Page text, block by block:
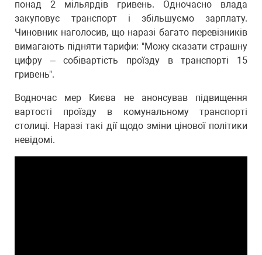
понад 2 мільярдів гривень. Одночасно влада
закуповує транспорт і збільшуємо зарплату.
Чиновник наголосив, що наразі багато перевізників
вимагають підняти тарифи: "Можу сказати страшну
цифру – собівартість проїзду в транспорті 15
гривень".
Водночас мер Києва не анонсував підвищення
вартості проїзду в комунальному транспорті
столиці. Наразі такі дії щодо зміни цінової політики
невідомі.